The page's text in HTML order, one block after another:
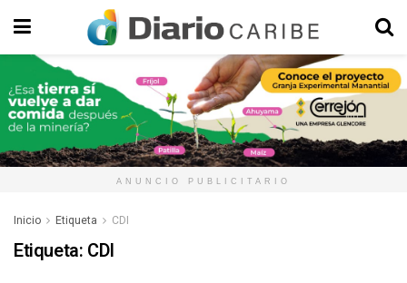
ANUNCIO PUBLICITARIO
Inicio Etiqueta CDI
Etiqueta: CDI